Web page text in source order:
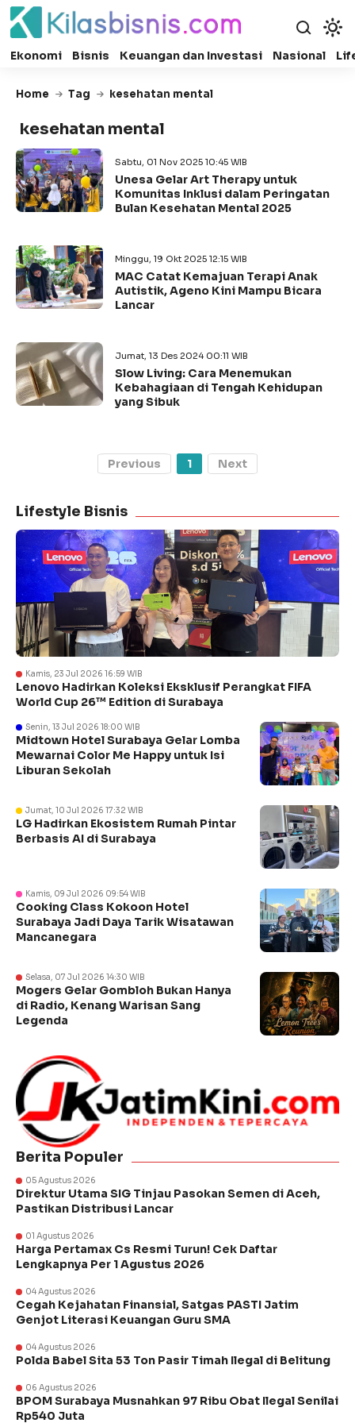
Ekonomi Bisnis Keuangan dan Investasi Nasional
Home Tag kesehatan mental
kesehatan mental
Sabtu, 01 Nov 2025 10:45 WIB
Unesa Gelar Art Therapy untuk
Komunitas Inklusi dalam Peringatan
Bulan Kesehatan Mental 2025
Minggu, 19 Okt 2025 12:15 WIB
MAC Catat Kemajuan Terapi Anak
Autistik, Ageno Kini Mampu Bicara
Lancar
Jumat, 13 Des 2024 00:11 WIB
Slow Living: Cara Menemukan
Kebahagiaan di Tengah Kehidupan
yang Sibuk
Previous 1 Next
Lifestyle Bisnis
Kamis, 23 Jul 2026 16:59 WIB
Lenovo Hadirkan Koleksi Eksklusif Perangkat FIFA
World Cup 26™ Edition di Surabaya
Senin, 13 Jul 2026 18:00 WIB
Midtown Hotel Surabaya Gelar Lomba
Mewarnai Color Me Happy untuk Isi
Liburan Sekolah
Jumat, 10 Jul 2026 17:32 WIB
LG Hadirkan Ekosistem Rumah Pintar
Berbasis AI di Surabaya
Kamis, 09 Jul 2026 09:54 WIB
Cooking Class Kokoon Hotel
Surabaya Jadi Daya Tarik Wisatawan
Mancanegara
Selasa, 07 Jul 2026 14:30 WIB
Mogers Gelar Gombloh Bukan Hanya
di Radio, Kenang Warisan Sang
Legenda
Berita Populer
05 Agustus 2026
Direktur Utama SIG Tinjau Pasokan Semen di Aceh,
Pastikan Distribusi Lancar
01 Agustus 2026
Harga Pertamax Cs Resmi Turun! Cek Daftar
Lengkapnya Per 1 Agustus 2026
04 Agustus 2026
Cegah Kejahatan Finansial, Satgas PASTI Jatim
Genjot Literasi Keuangan Guru SMA
04 Agustus 2026
Polda Babel Sita 53 Ton Pasir Timah Ilegal di Belitung
06 Agustus 2026
BPOM Surabaya Musnahkan 97 Ribu Obat Ilegal Senilai
Rp540 Juta